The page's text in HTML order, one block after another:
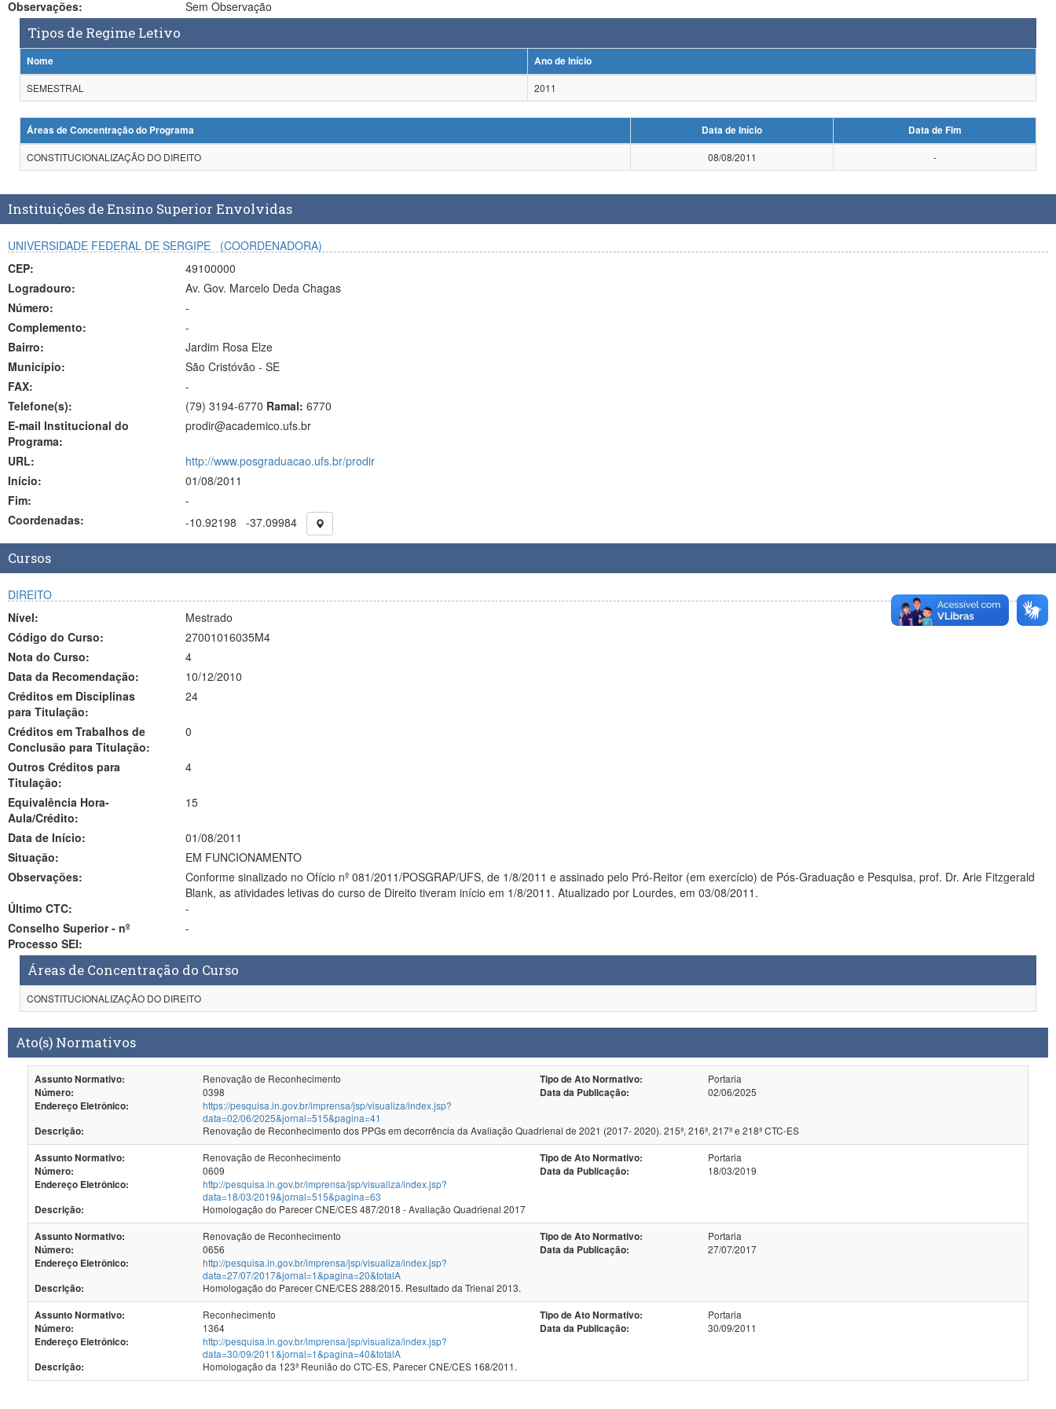
Observações:
Sem Observação
Tipos de Regime Letivo
Nome
Ano de Início
SEMESTRAL
2011
Áreas de Concentração do Programa Data de Início
Data de Fim
CONSTITUCIONALIZAÇÃO DO DIREITO
08/08/2011 -
Instituições de Ensino Superior Envolvidas
UNIVERSIDADE FEDERAL DE SERGIPE
(COORDENADORA)
CEP:
49100000
Logradouro:
Av. Gov. Marcelo Deda Chagas
Número:
-
Complemento:
-
Bairro:
Jardim Rosa Elze
Município:
São Cristóvão - SE
FAX:
-
Telefone(s):
(79) 3194-6770 Ramal: 6770
E-mail Institucional do
Programa:
prodir@academico.ufs.br
URL:
http://www.posgraduacao.ufs.br/prodir
Início:
01/08/2011
Fim:
-
Coordenadas:
-10.92198 -37.09984
Cursos
DIREITO
Nível:
Mestrado
Código do Curso:
27001016035M4
Nota do Curso:
4
Data da Recomendação:
10/12/2010
Créditos em Disciplinas
para Titulação:
24
Créditos em Trabalhos de
Conclusão para Titulação:
0
Outros Créditos para
Titulação:
4
Equivalência Hora-
Aula/Crédito:
15
Data de Início:
01/08/2011
Situação:
EM FUNCIONAMENTO
Observações:
Conforme sinalizado no Ofício nº 081/2011/POSGRAP/UFS, de 1/8/2011 e assinado pelo Pró-Reitor (em exercício) de Pós-Graduação e Pesquisa, prof. Dr. Arie Fitzgerald
Blank, as atividades letivas do curso de Direito tiveram início em 1/8/2011. Atualizado por Lourdes, em 03/08/2011.
Último CTC:
-
Conselho Superior - nº
Processo SEI:
-
Áreas de Concentração do Curso
CONSTITUCIONALIZAÇÃO DO DIREITO
Ato(s) Normativos
Assunto Normativo: Renovação de Reconhecimento Tipo de Ato Normativo:
Portaria
Número:
0398 Data da Publicação:
02/06/2025
Endereço Eletrônico:
https://pesquisa.in.gov.br/imprensa/jsp/visualiza/index.jsp?
data=02/06/2025&jornal=515&pagina=41
Descrição:
Renovação de Reconhecimento dos PPGs em decorrência da Avaliação Quadrienal de 2021 (2017- 2020). 215ª, 216ª, 217ª e 218ª CTC-ES
Assunto Normativo: Renovação de Reconhecimento Tipo de Ato Normativo:
Portaria
Número:
0609 Data da Publicação:
18/03/2019
Endereço Eletrônico:
http://pesquisa.in.gov.br/imprensa/jsp/visualiza/index.jsp?
data=18/03/2019&jornal=515&pagina=63
Descrição:
Homologação do Parecer CNE/CES 487/2018 - Avaliação Quadrienal 2017
Assunto Normativo: Renovação de Reconhecimento Tipo de Ato Normativo:
Portaria
Número:
0656 Data da Publicação:
27/07/2017
Endereço Eletrônico:
http://pesquisa.in.gov.br/imprensa/jsp/visualiza/index.jsp?
data=27/07/2017&jornal=1&pagina=20&totalA
Descrição:
Homologação do Parecer CNE/CES 288/2015. Resultado da Trienal 2013.
Assunto Normativo: Reconhecimento Tipo de Ato Normativo:
Portaria
Número:
1364 Data da Publicação:
30/09/2011
Endereço Eletrônico:
http://pesquisa.in.gov.br/imprensa/jsp/visualiza/index.jsp?
data=30/09/2011&jornal=1&pagina=40&totalA
Descrição:
Homologação da 123ª Reunião do CTC-ES, Parecer CNE/CES 168/2011.